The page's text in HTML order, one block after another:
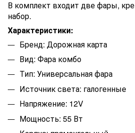
В комплект входит две фары,
набор.
Характеристики:
Бренд: Дорожная карта
Вид: Фара комбо
Тип: Универсальная фара
Источник света: галогенные
Напряжение: 12V
Мощность: 55 Вт